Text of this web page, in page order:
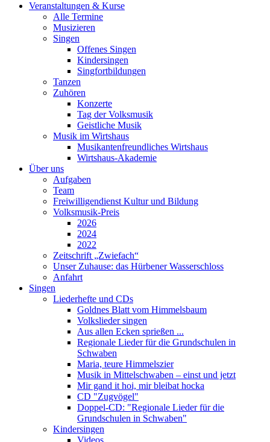
Veranstaltungen & Kurse
Alle Termine
Musizieren
Singen
Offenes Singen
Kindersingen
Singfortbildungen
Tanzen
Zuhören
Konzerte
Tag der Volksmusik
Geistliche Musik
Musik im Wirtshaus
Musikantenfreundliches Wirtshaus
Wirtshaus-Akademie
Über uns
Aufgaben
Team
Freiwilligendienst Kultur und Bildung
Volksmusik-Preis
2026
2024
2022
Zeitschrift „Zwiefach“
Unser Zuhause: das Hürbener Wasserschloss
Anfahrt
Singen
Liederhefte und CDs
Goldnes Blatt vom Himmelsbaum
Volkslieder singen
Aus allen Ecken sprießen ...
Regionale Lieder für die Grundschulen in
Schwaben
Maria, teure Himmelszier
Musik in Mittelschwaben – einst und jetzt
Mir gand it hoi, mir bleibat hocka
CD "Zugvögel"
Doppel-CD: "Regionale Lieder für die
Grundschulen in Schwaben"
Kindersingen
Videos